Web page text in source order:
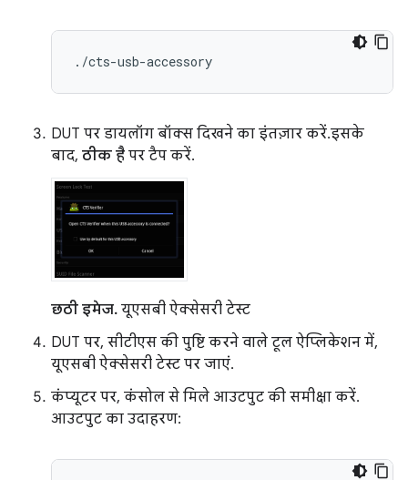
DUT पर डायलॉग बॉक्स दिखने का इंतज़ार करें. इसके
बाद, ठीक है पर टैप करें.
छठी इमेज. यूएसबी ऐक्सेसरी टेस्ट
DUT पर, सीटीएस की पुष्टि करने वाले टूल ऐप्लिकेशन में,
यूएसबी ऐक्सेसरी टेस्ट पर जाएं.
कंप्यूटर पर, कंसोल से मिले आउटपुट की समीक्षा करें.
आउटपुट का उदाहरण: